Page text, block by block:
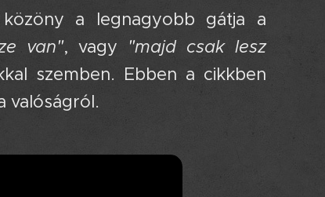
a legnagyobb gátja a
van", vagy
"majd csak lesz
szemben. Ebben a cikkben
valóságról.